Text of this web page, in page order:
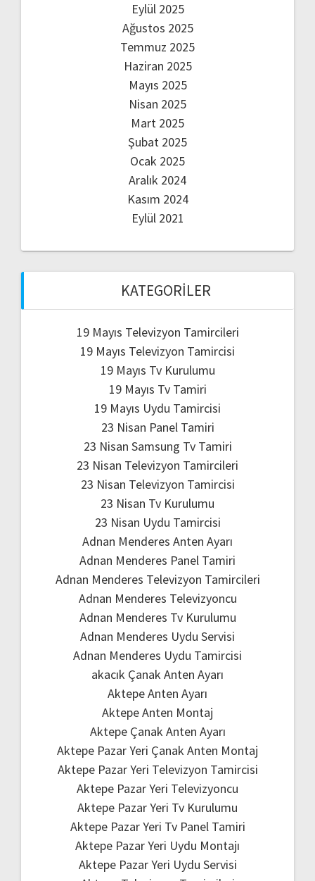
Eylül 2025
Ağustos 2025
Temmuz 2025
Haziran 2025
Mayıs 2025
Nisan 2025
Mart 2025
Şubat 2025
Ocak 2025
Aralık 2024
Kasım 2024
Eylül 2021
KATEGORILER
19 Mayıs Televizyon Tamircileri
19 Mayıs Televizyon Tamircisi
19 Mayıs Tv Kurulumu
19 Mayıs Tv Tamiri
19 Mayıs Uydu Tamircisi
23 Nisan Panel Tamiri
23 Nisan Samsung Tv Tamiri
23 Nisan Televizyon Tamircileri
23 Nisan Televizyon Tamircisi
23 Nisan Tv Kurulumu
23 Nisan Uydu Tamircisi
Adnan Menderes Anten Ayarı
Adnan Menderes Panel Tamiri
Adnan Menderes Televizyon Tamircileri
Adnan Menderes Televizyoncu
Adnan Menderes Tv Kurulumu
Adnan Menderes Uydu Servisi
Adnan Menderes Uydu Tamircisi
akacık Çanak Anten Ayarı
Aktepe Anten Ayarı
Aktepe Anten Montaj
Aktepe Çanak Anten Ayarı
Aktepe Pazar Yeri Çanak Anten Montaj
Aktepe Pazar Yeri Televizyon Tamircisi
Aktepe Pazar Yeri Televizyoncu
Aktepe Pazar Yeri Tv Kurulumu
Aktepe Pazar Yeri Tv Panel Tamiri
Aktepe Pazar Yeri Uydu Montajı
Aktepe Pazar Yeri Uydu Servisi